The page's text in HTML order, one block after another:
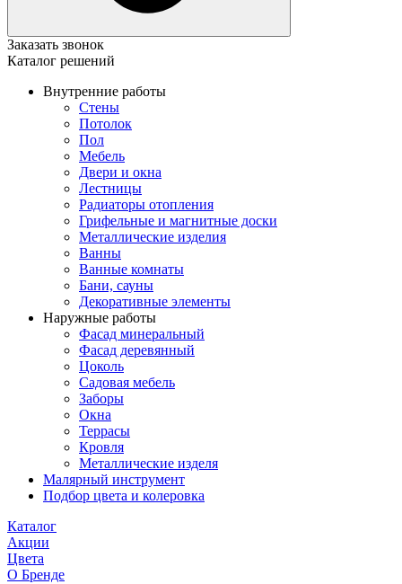
Заказать звонок
Каталог решений
Внутренние работы
Стены
Потолок
Пол
Мебель
Двери и окна
Лестницы
Радиаторы отопления
Грифельные и магнитные доски
Металлические изделия
Ванны
Ванные комнаты
Бани, сауны
Декоративные элементы
Наружные работы
Фасад минеральный
Фасад деревянный
Цоколь
Садовая мебель
Заборы
Окна
Террасы
Кровля
Металлические изделя
Малярный инструмент
Подбор цвета и колеровка
Каталог
Акции
Цвета
О Бренде